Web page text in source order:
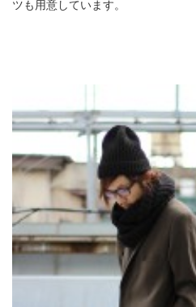
ツも用意しています。